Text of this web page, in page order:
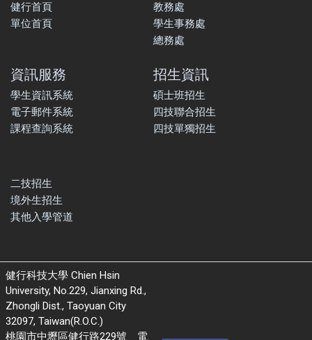
健行首頁
單位首頁
教務處
學生事務處
總務處
資訊服務
學生資訊系統
電子郵件系統
課程查詢系統
招生資訊
碩士班招生
四技聯合招生
四技單獨招生
二技招生
境外生招生
其他入學管道
健行科技大學 Chien Hsin
University, No.229, Jianxing Rd.,
Zhongli Dist., Taoyuan City
32097, Taiwan(R.O.C.)
桃園市中壢區健行路229號 電